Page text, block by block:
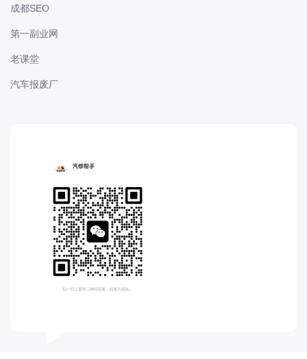
东风小康
东风景逸
东风菱智
东风风行
大乘
大众-一汽大众
大众-上汽大众
成都SEO
第一副业网
老课堂
汽车报废厂